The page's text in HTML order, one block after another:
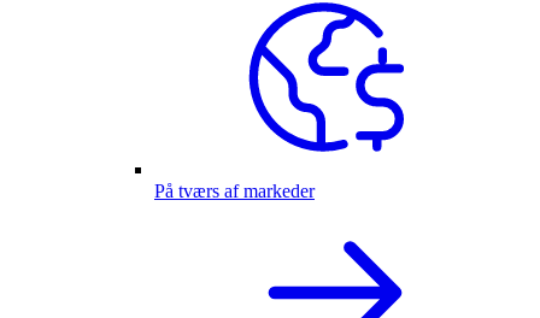
På tværs af markeder